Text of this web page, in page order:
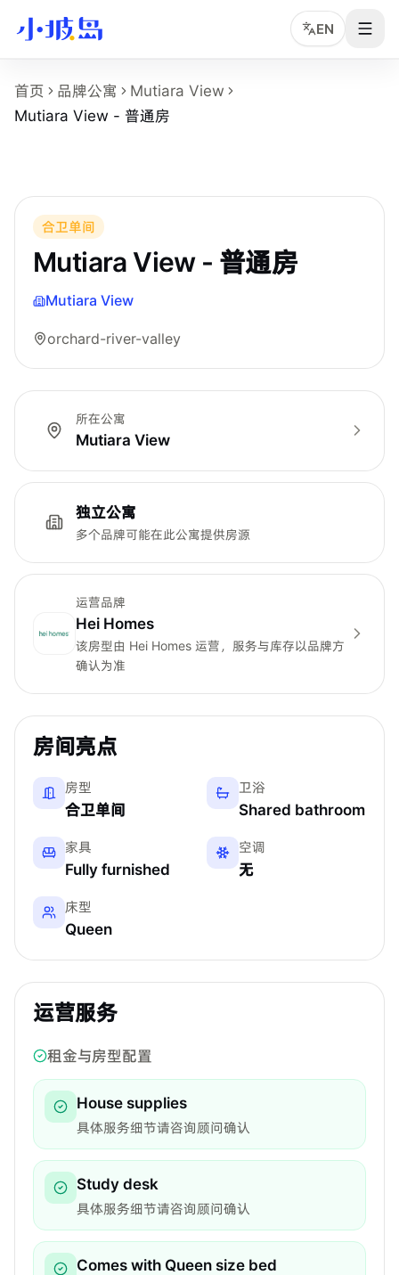
EN
Mutiara View - 普通房 房型页事实摘要
这个页面展示Mutiara View
所在区域：orchard-river-valley。
房型类别：Common。
参考月租：S$2,200 /月起，最终以实时库存和合同为准。
首页 品牌公寓
Mutiara View
Mutiara View - 普通房
合卫单间
Mutiara View - 普通房
Mutiara View
orchard-river-valley
所在公寓
Mutiara View
独立公寓
多个品牌可能在此公寓提供房源
运营品牌
Hei Homes
该房型由 Hei Homes 运营，服务与库存以品牌方
确认为准
房间亮点
房型
合卫单间
卫浴
Shared bathroom
家具
Fully furnished
空调
无
床型
Queen
运营服务
租金与房型配置
House supplies
具体服务细节请咨询顾问确认
Study desk
具体服务细节请咨询顾问确认
Comes with Queen size bed